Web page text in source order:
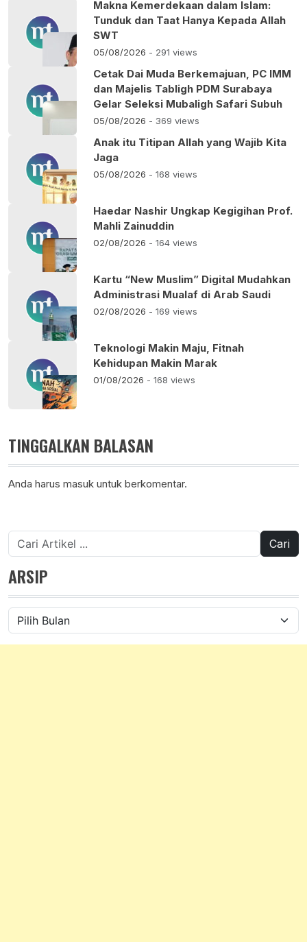
Makna Kemerdekaan dalam Islam:
Tunduk dan Taat Hanya Kepada Allah
SWT
05/08/2026 - 291 views
Cetak Dai Muda Berkemajuan, PC IMM
dan Majelis Tabligh PDM Surabaya
Gelar Seleksi Mubaligh Safari Subuh
05/08/2026 - 369 views
Anak itu Titipan Allah yang Wajib Kita
Jaga
05/08/2026 - 168 views
Haedar Nashir Ungkap Kegigihan Prof.
Mahli Zainuddin
02/08/2026 - 164 views
Kartu “New Muslim” Digital Mudahkan
Administrasi Mualaf di Arab Saudi
02/08/2026 - 169 views
Teknologi Makin Maju, Fitnah
Kehidupan Makin Marak
01/08/2026 - 168 views
TINGGALKAN BALASAN
Anda harus masuk untuk berkomentar.
Cari
untuk:
ARSIP
Arsip